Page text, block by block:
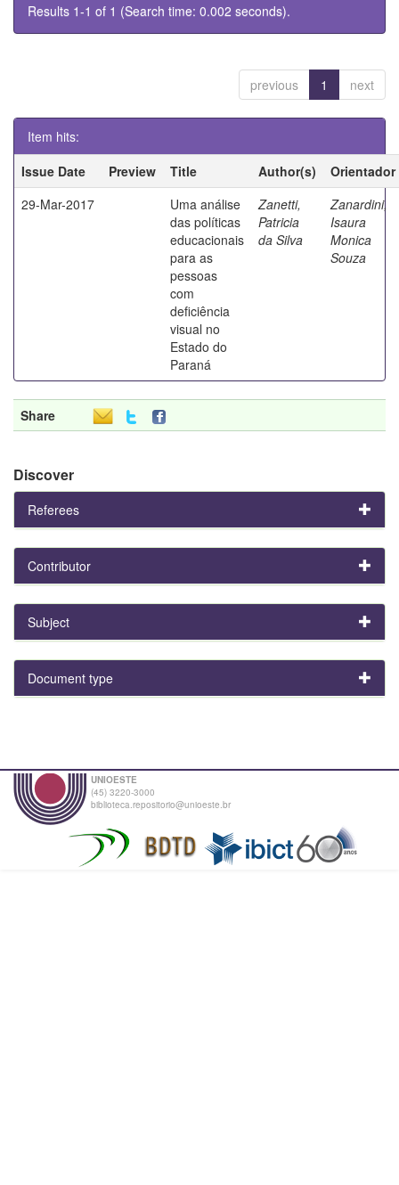
Results 1-1 of 1 (Search time: 0.002 seconds).
previous 1 next
Item hits:
Issue Date
Preview Title Author(s)
Orientador
29-Mar-2017
Uma análise
das políticas
educacionais
para as
pessoas
com
deficiência
visual no
Estado do
Paraná
Zanetti,
Patricia
da Silva
Zanardini,
Isaura
Monica
Souza
Share
Discover
Referees
Contributor
Subject
Document type
UNIOESTE
(45) 3220-3000
biblioteca.repositorio@unioeste.br